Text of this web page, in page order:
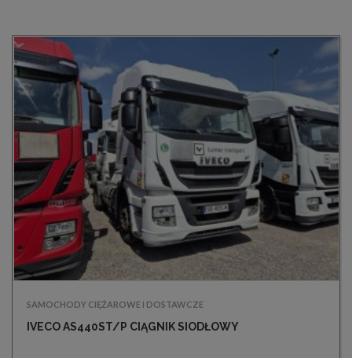
SAMOCHODY CIĘŻAROWE I DOSTAWCZE
IVECO AS440ST/P CIĄGNIK SIODŁOWY